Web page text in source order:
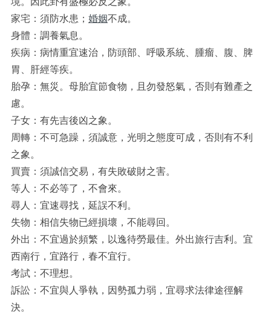
家宅：須防水患； 婚姻不成。
身體：調養氣息。
疾病：病情重宜速治，防頭部、呼吸系統、腫瘤、腹、脾
胃、肝經等疾。
胎孕：無災。母胎宜節食物，且勿發怒氣，否則有難產之
慮。
子女：有先吉後凶之象。
周轉：不可急躁，須誠意，光明之態度可成，否則有不利
之象。
買賣：須誠信交易，有失敗破財之害。
等人：不必等了，不會來。
尋人：宜速尋找，延誤不利。
失物：相信失物已經損壞，不能尋回。
外出：不宜過於頻繁，以逸待勞最佳。外出旅行吉利。宜
西南行，宜路行，春不宜行。
考試：不理想。
訴訟：不宜與人爭執，因勢孤力弱，宜尋求法律途徑解
決。